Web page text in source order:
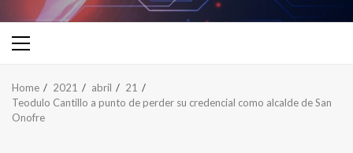
Home 2021 abril
21
Teodulo Cantillo a punto de perder su credencial como alcalde de San
Onofre